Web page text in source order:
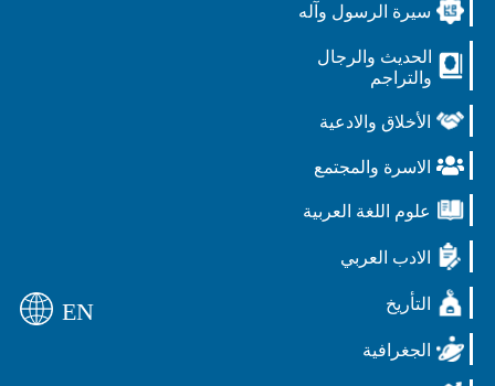
سيرة الرسول وآله
الحديث والرجال
والتراجم
الأخلاق والادعية
الاسرة والمجتمع
علوم اللغة العربية
الادب العربي
التأريخ
الجغرافية
EN